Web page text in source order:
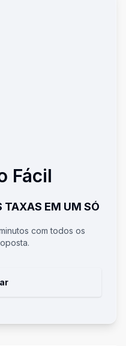
Fácil
TAXAS EM UM SÓ
com todos os